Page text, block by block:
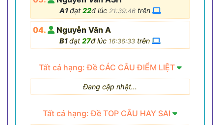
A1đạt 22đ lúc 21:39:46trên
04. Nguyễn Văn A
B1đạt27đ lúc 16:36:33 trên
Tất cả hạng: Đề CÁC CÂU ĐIỂM LIỆT
Đang cập nhật...
Tất cả hạng: Đề TOP CÂU HAY SAI